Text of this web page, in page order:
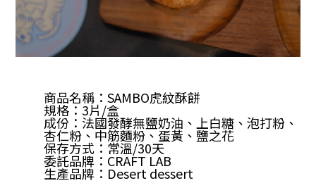
商品名稱： SAMBO虎紋酥餅
規格：3片/盒
成份：法國發酵無鹽奶油、上白糖、泡打粉、
杏仁粉、中筋麵粉、蛋黃、鹽之花
保存方式：常溫/30天
委託品牌：CRAFT LAB
生產品牌：Desert dessert